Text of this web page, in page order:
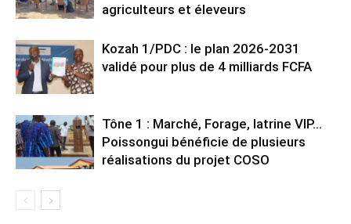
agriculteurs et éleveurs
Kozah 1/PDC : le plan 2026-2031
validé pour plus de 4 milliards FCFA
Tône 1 : Marché, Forage, latrine VIP…
Poissongui bénéficie de plusieurs
réalisations du projet COSO